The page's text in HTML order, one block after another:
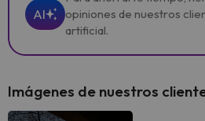
AI
opiniones de nuestros
artificial.
Imágenes de nuestros